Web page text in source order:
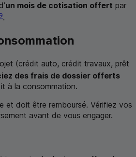
un mois de cotisation offert par
.
(crédit auto, crédit travaux, prêt
des frais de dossier offerts
à la consommation.
et doit être remboursé. Vérifiez vos
avant de vous engager.